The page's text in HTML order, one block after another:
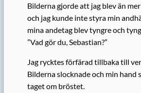
Bilderna gjorde att jag blev än
och jag kunde inte styra min
mina andetag blev tyngre och
”Vad gör du, Sebastian?”
Jag rycktes förfärad tillbaka till
Bilderna slocknade och min hand
taget om bröstet.